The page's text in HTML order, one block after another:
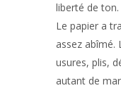
liberté de ton.
Le papier a
assez abîmé.
usures, plis,
autant de